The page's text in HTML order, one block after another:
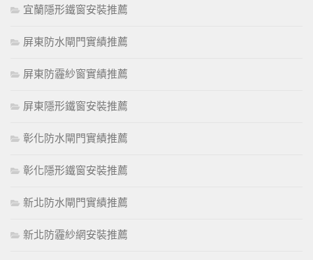
宜蘭隱形鐵窗安裝推薦
屏東防水閘門實績推薦
屏東防霾紗窗實績推薦
屏東隱形鐵窗安裝推薦
彰化防水閘門實績推薦
彰化隱形鐵窗安裝推薦
新北防水閘門實績推薦
新北防霾紗網安裝推薦